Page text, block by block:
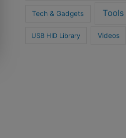
Tech & Gadgets Tools
USB HID Library Videos